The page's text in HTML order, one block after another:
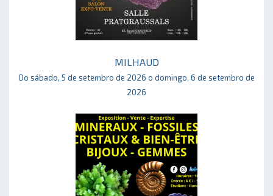
MILHAUD
Do sábado, 5 de setembro de 2026 o domingo, 6 de setembro de
2026